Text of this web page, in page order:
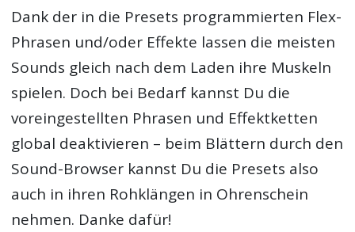
Dank der in die Presets programmierten Flex-
Phrasen und/oder Effekte lassen die meisten
Sounds gleich nach dem Laden ihre Muskeln
spielen. Doch bei Bedarf kannst Du die
voreingestellten Phrasen und Effektketten
global deaktivieren – beim Blättern durch den
Sound-Browser kannst Du die Presets also
auch in ihren Rohklängen in Ohrenschein
nehmen. Danke dafür!